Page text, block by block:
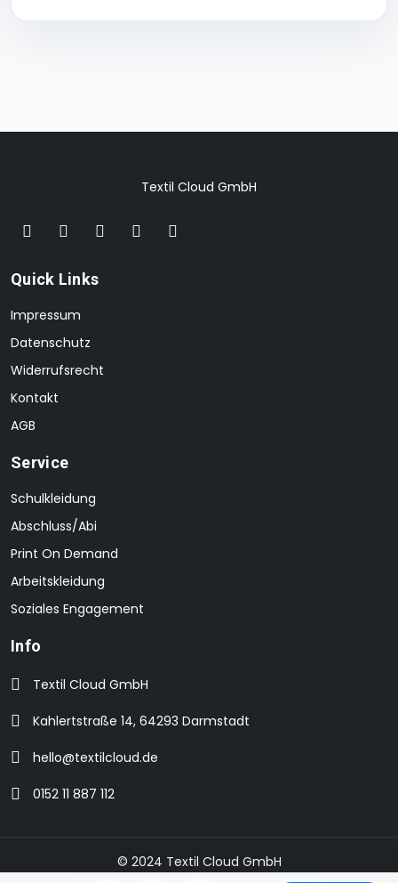
Textil Cloud GmbH
Quick Links
Impressum
Datenschutz
Widerrufsrecht
Kontakt
AGB
Service
Schulkleidung
Abschluss/Abi
Print On Demand
Arbeitskleidung
Soziales Engagement
Info
Textil Cloud GmbH
Kahlertstraße 14, 64293 Darmstadt
hello@textilcloud.de
0152 11 887 112
© 2024 Textil Cloud GmbH